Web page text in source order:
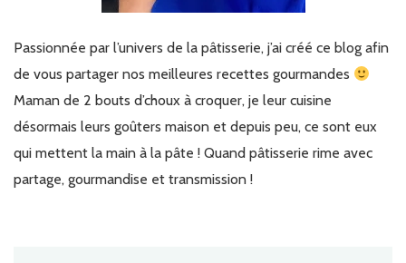
Passionnée par l’univers de la pâtisserie, j’ai créé ce blog afin
de vous partager nos meilleures recettes gourmandes
Maman de 2 bouts d’choux à croquer, je leur cuisine
désormais leurs goûters maison et depuis peu, ce sont eux
qui mettent la main à la pâte ! Quand pâtisserie rime avec
partage, gourmandise et transmission !